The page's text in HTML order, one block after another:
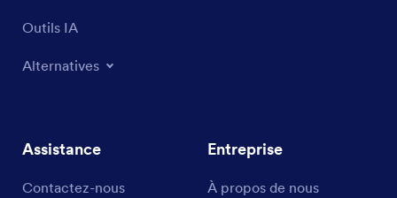
Outils IA
Alternatives
Assistance
Contactez-nous
Entreprise
À propos de nous